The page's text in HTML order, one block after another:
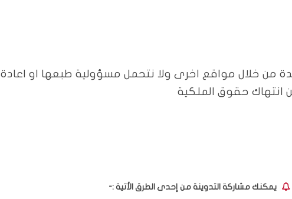
من خلال مواقع اخرى ولا نتحمل مسؤولية طبعها او اعادة
انتهاك حقوق الملكية
يمكنك مشاركة التدوينة من إحدى الطرق الأتية :-